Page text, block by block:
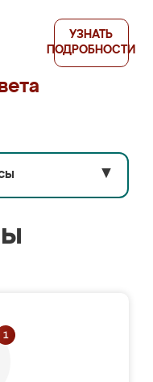
УЗНАТЬ
ПОДРОБНОСТИ
▼